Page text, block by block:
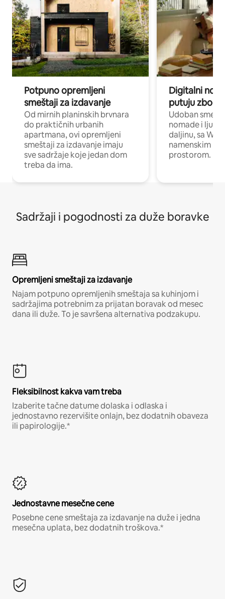
Potpuno opremljeni
smeštaji za izdavanje
Od mirnih planinskih brvnara
do praktičnih urbanih
apartmana, ovi opremljeni
smeštaji za izdavanje imaju
sve sadržaje koje jedan dom
treba da ima.
Digitalni
putuju zbog
Udoban
nomade i ljude
daljinu, sa Wi-
namenskim
prostorom.
Sadržaji i pogodnosti za duže boravke
Opremljeni smeštaji za izdavanje
Najam potpuno opremljenih smeštaja sa kuhinjom i
sadržajima potrebnim za prijatan boravak od mesec
dana ili duže. To je savršena alternativa podzakupu.
Fleksibilnost kakva vam treba
Izaberite tačne datume dolaska i odlaska i
jednostavno rezervišite onlajn, bez dodatnih obaveza
ili papirologije.*
Jednostavne mesečne cene
Posebne cene smeštaja za izdavanje na duže i jedna
mesečna uplata, bez dodatnih troškova.*